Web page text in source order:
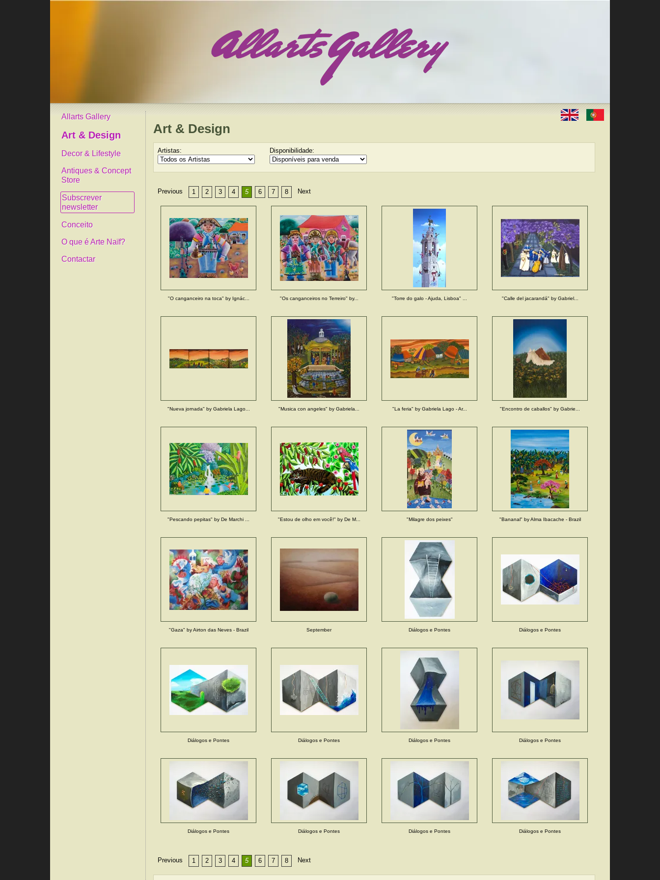
Allarts Gallery
Art & Design
Decor & Lifestyle
Antiques & Concept
Store
Subscrever
newsletter
Conceito
O que é Arte Naïf?
Contactar
Art & Design
Artistas: Disponibilidade:
Previous 1 2 3 4 5 6 7 8 Next
"O canganceiro na toca" by Ignác... "Os canganceiros no Terreiro" by... "Torre do galo - Ajuda, Lisboa" ... "Calle del jacarandá" by Gabriel...
"Nueva jornada" by Gabriela Lago... "Musica con angeles" by Gabriela... "La feria" by Gabriela Lago - Ar... "Encontro de caballos" by Gabrie...
"Pescando pepitas" by De Marchi ... "Estou de olho em você!" by De M... "Milagre dos peixes" "Bananal" by Alma Ibacache - Brazil
"Gaza" by Airton das Neves - Brazil September Diálogos e Pontes Diálogos e Pontes
Diálogos e Pontes Diálogos e Pontes Diálogos e Pontes Diálogos e Pontes
Diálogos e Pontes Diálogos e Pontes Diálogos e Pontes Diálogos e Pontes
Previous 1 2 3 4 5 6 7 8 Next